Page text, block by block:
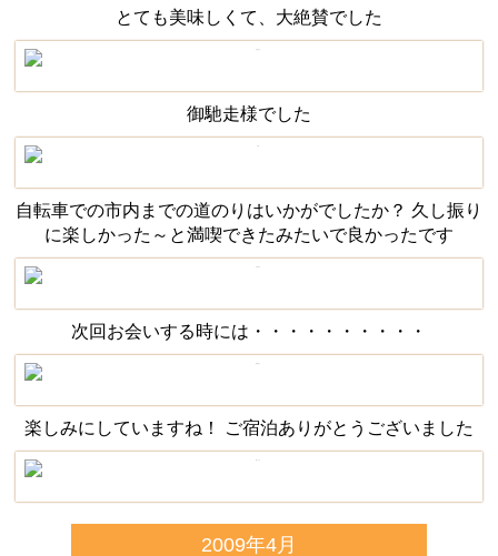
とても美味しくて、大絶賛でした
御馳走様でした
自転車での市内までの道のりはいかがでしたか？ 久し振り
に楽しかった～と満喫できたみたいで良かったです
次回お会いする時には・・・・・・・・・・
楽しみにしていますね！ ご宿泊ありがとうございました
2009年4月